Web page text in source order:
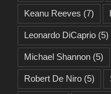
Keanu Reeves (7)
Leonardo DiCaprio (5)
Michael Shannon (5)
Robert De Niro (5)